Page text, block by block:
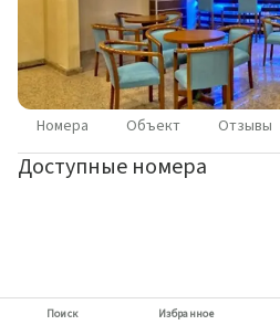
Номера Объект Отзывы
Доступные номера
Поиск Избранное